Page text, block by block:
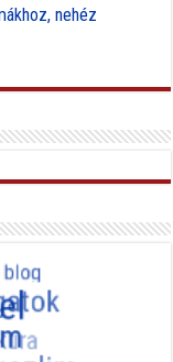
nehéz